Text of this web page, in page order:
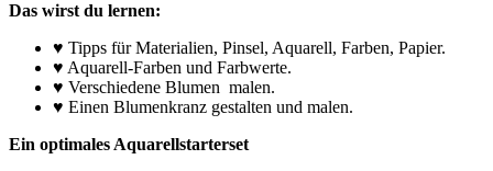
Das wirst du lernen:
♥ Tipps für Materialien, Pinsel, Aquarell, Farben, Papier.
♥ Aquarell-Farben und Farbwerte.
♥ Verschiedene Blumen malen.
♥ Einen Blumenkranz gestalten und malen.
Ein optimales Aquarellstarterset